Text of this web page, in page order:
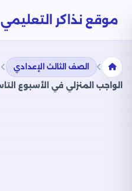
موقع نذاكر التعليمي
الصف الثالث الإعدادي